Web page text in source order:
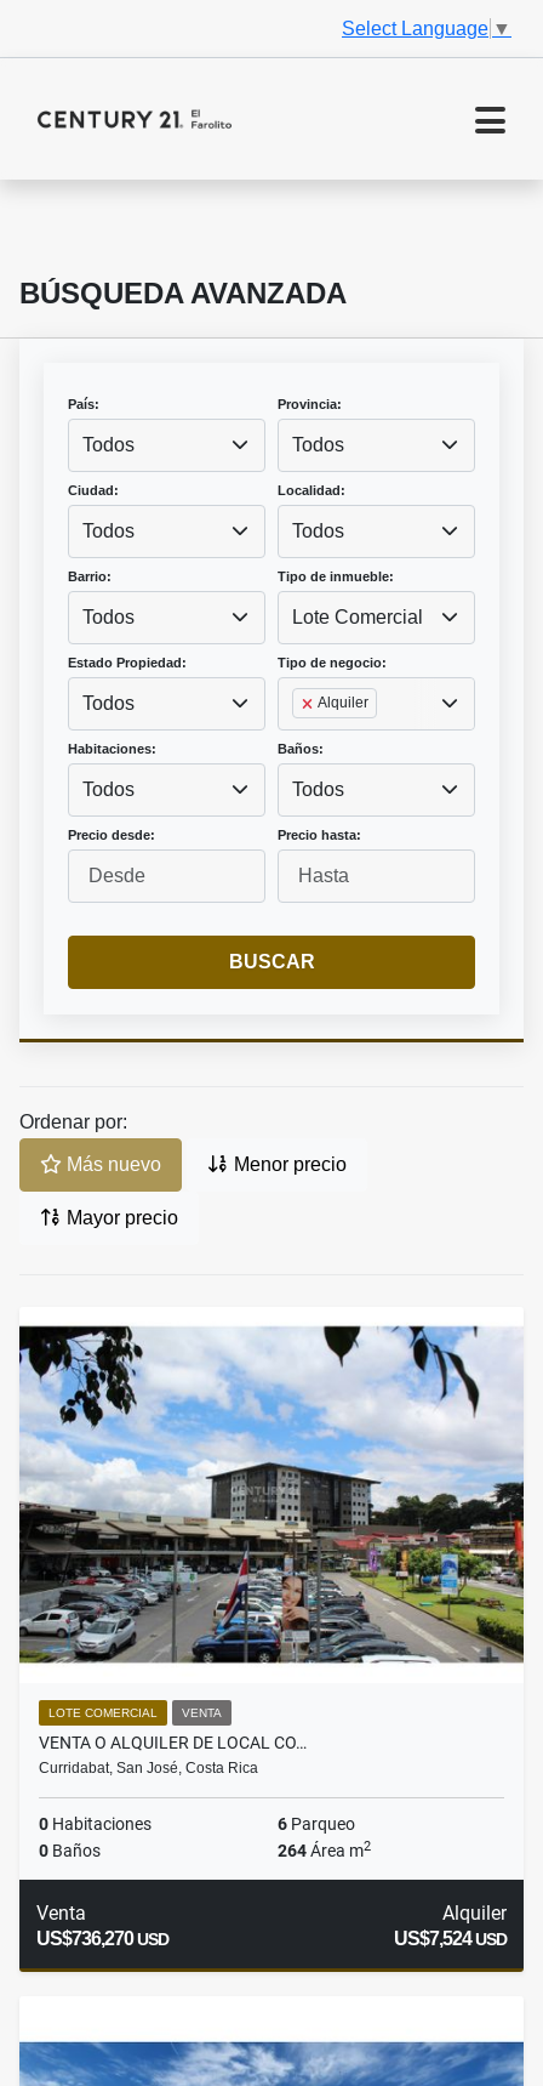
Select Language ▼
BÚSQUEDA AVANZADA
País:
Todos
Provincia:
Todos
Ciudad:
Todos
Localidad:
Todos
Barrio:
Todos
Tipo de inmueble:
Lote Comercial
Estado Propiedad:
Todos
Tipo de negocio:
Alquiler
Habitaciones:
Todos
Baños:
Todos
Precio desde: Precio hasta:
BUSCAR
Ordenar por:
Más nuevo Menor precio
Mayor precio
LOTE COMERCIAL VENTA
VENTA O ALQUILER DE LOCAL CO…
Curridabat, San José, Costa Rica
0 Habitaciones 6 Parqueo
0 Baños 264Área m2
Venta
US$736,270USD
Alquiler
US$7,524USD